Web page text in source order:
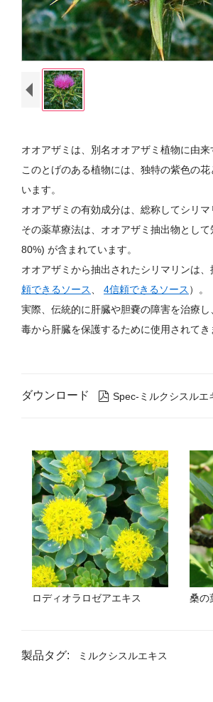
オオアザミは、別名オオアザミ植物に由来
このとげのある植物には、独特の紫色の
います。
オオアザミの有効成分は、総称してシリ
その薬草療法は、オオアザミ抽出物とし
80%) が含まれています。
オオアザミから抽出されたシリマリンは
頼できるソース
4信頼できるソース ）。
実際、伝統的に肝臓や胆嚢の障害を治療
毒から肝臓を保護するために使用されてき
ダウンロード  Spec-ミルクシスルエ
ロディオラロゼアエキス 桑の
製品タグ: ミルクシスルエキス